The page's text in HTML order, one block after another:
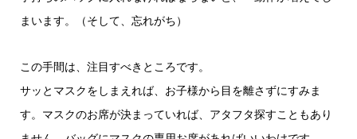
まいます。（そして、忘れがち）
この手間は、注目すべきところです。
サッとマスクをしまえれば、お子様から目を離さずにすみま
す。マスクのお席が決まっていれば、アタフタ探すこともあり